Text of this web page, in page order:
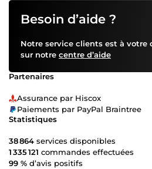
Besoin d’aide ?
Notre service clients est à votre
sur notre centre d’aide
Partenaires
Assurance par Hiscox
Paiements par PayPal Braintree
Statistiques
38 864 services disponibles
1 335 121 commandes effectuées
99 % d’avis positifs